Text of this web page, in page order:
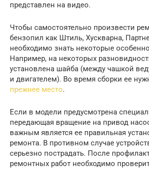
представлен на видео.
Чтобы самостоятельно произвести
бензопил как Штиль, Хускварна,
необходимо знать некоторые
Например, на некоторых
установлена шайба (между чашкой
и двигателем). Во время сборки ее
прежнее место.
Если в модели предусмотрена
передающая вращение на привод
важным является ее правильная
ремонта. В противном случае
серьезно пострадать. После
ремонтных работ необходимо